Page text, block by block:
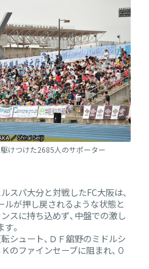
けつけた2685人のサポーター
スパ大分と対戦したFC大阪は、
が押し戻されるような状態と
スに持ち込めず、中盤での激し
。
シュート、ＤＦ舘野のミドルシ
のファインセーブに阻まれ、０